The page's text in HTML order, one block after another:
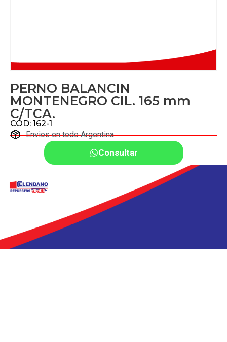
PERNO BALANCIN
MONTENEGRO CIL. 165 mm
C/TCA.
COD: 162-1
Envios en todo Argentina
Consultar